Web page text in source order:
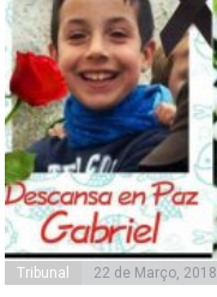
Tribunal 22 de Março, 2018